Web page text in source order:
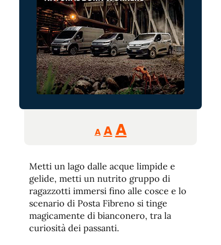
A
Reducir
tamaño
A Restablecer
fuente
AAumentar
de
fuente.
Metti un lago dalle acque limpide e
gelide, metti un nutrito gruppo di
ragazzotti immersi fino alle cosce e lo
scenario di Posta Fibreno si tinge
magicamente di bianconero, tra la
curiosità dei passanti.